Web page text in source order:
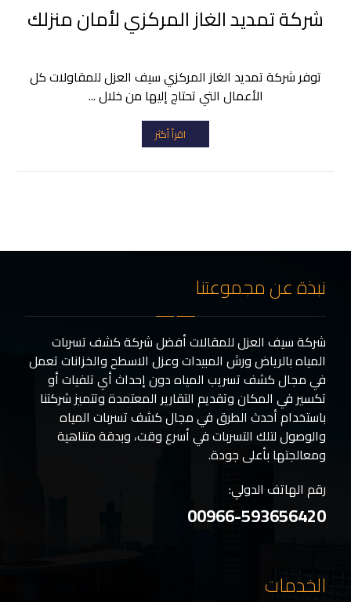
شركة تمديد الغاز المركزي لأمان منزلك
توفر شركة تمديد الغاز المركزي سيف العزل للمقاولات كل
الأعمال التي تحتاج إليها من خلال ...
اقرأ أكثر
نبذة عن مجموعتنا
شركة سيف العزل للمقالات أفضل شركة كشف تسربات
المياه بالرياض ورش المبيدات وعزل الاسطح والخزانات تعمل
في مجال كشف تسريب المياه دون إحداث أي تلفيات أو
تكسير في المكان وتقديم التقارير المعتمدة وتتميز شركتنا
باستخدام أحدث الطرق في مجال كشف تسربات المياه
والوصول لتلك التسربات في أسرع وقت، وبدقة متناهية
ومعالجتها بأعلى جودة.
رقم الهاتف الدولي:
00966-593656420
الخدمات